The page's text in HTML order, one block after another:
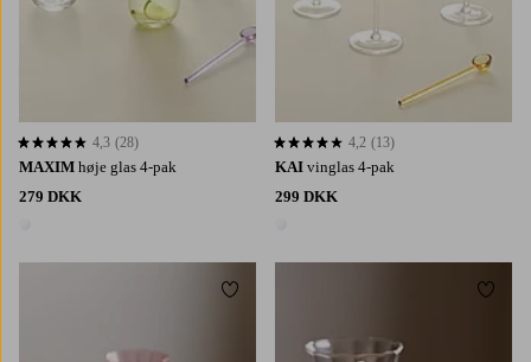
MAXIM høje glas 4-pak
279 DKK
4,3 baseret på 28 bedømmelser
4,3 (28)
KAI vinglas 4-pak
299 DKK
4,2 baseret på 13 bedømmelser
4,2 (13)
Tilføj til favoritter Tilføj